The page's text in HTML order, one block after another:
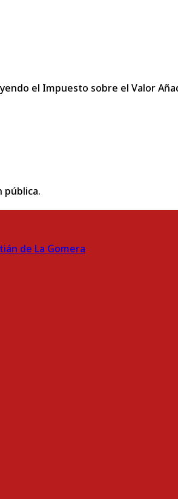
el Impuesto sobre el Valor
pública.
de La Gomera